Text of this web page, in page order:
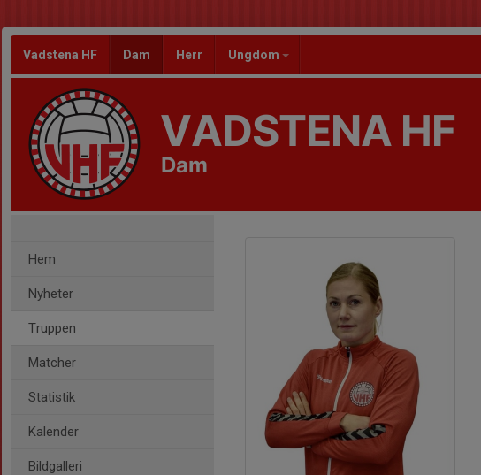
Vadstena HF Dam Herr Ungdom
VADSTENA HF
Dam
Hem
Nyheter
Truppen
Matcher
Statistik
Kalender
Bildgalleri